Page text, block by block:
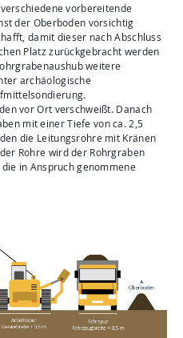
vorbereitende
der Oberboden vorsichtig
damit dieser nach Abschluss
Platz zurückgebracht werden
weitere
archäologische
vor Ort verschweißt. Danach
mit einer Tiefe von ca. 2,5
die Leitungsrohre mit Kränen
Rohre wird der Rohrgraben
in Anspruch genommene